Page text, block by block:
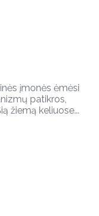
įmonės ėmėsi
patikros,
žiemą keliuose...